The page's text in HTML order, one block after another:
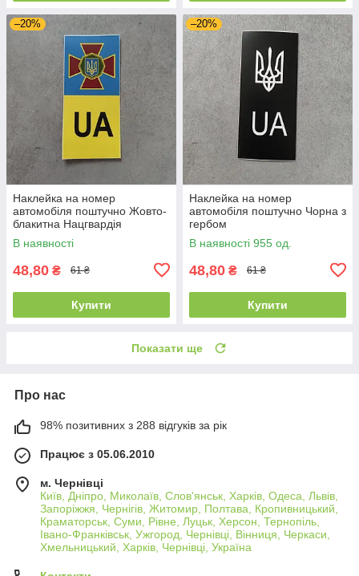
–20%
Наклейка на номер
автомобіля поштучно Жовто-
блакитна Нацгвардія
В наявності
48,80 ₴ 61 ₴
Купити
–20%
Наклейка на номер
автомобіля поштучно Чорна з
гербом
В наявності 955 од.
48,80 ₴ 61 ₴
Купити
Показати ще
Про нас
98% позитивних з 288 відгуків за рік
Працює з 05.06.2010
м. Чернівці
Київ, Дніпро, Миколаїв, Слов'янськ, Харків, Одеса, Львів,
Запоріжжя, Чернігів, Житомир, Полтава, Кропивницький,
Краматорськ, Суми, Рівне, Луцьк, Херсон, Тернопіль,
Івано-Франківськ, Ужгород, Чернівці, Вінниця, Черкаси,
Хмельницький, Харків, Чернівці, Україна